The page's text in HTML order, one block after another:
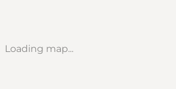
Loading map...